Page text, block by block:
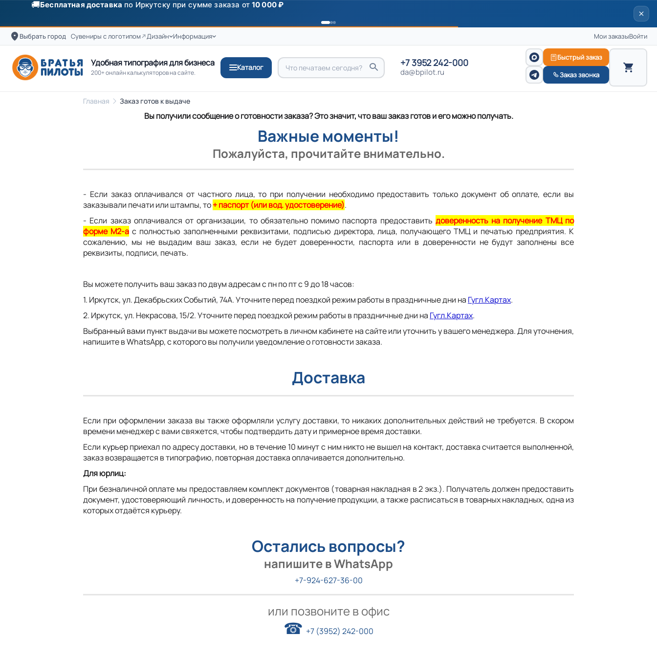
🚚Бесплатная доставка по Иркутску при сумме заказа от 10 000 ₽
Выбрать город Сувениры с логотипом Дизайн Информация Мои заказыВойти
Удобная типография для бизнеса
200+ онлайн калькуляторов на сайте.
Каталог +7 3952 242-000
da@bpilot.ru
Быстрый заказ
Заказ звонка
Главная Заказ готов к выдаче
Вы получили сообщение о готовности заказа? Это значит, что ваш заказ готов и его можно получать.
Важные моменты!
Пожалуйста, прочитайте внимательно.
- Если заказ оплачивался от частного лица, то при получении необходимо предоставить только документ об оплате, если вы
заказывали печати или штампы, то+ паспорт (или вод. удостоверение).
- Если заказ оплачивался от организации, то обязательно помимо паспорта предоставить доверенность на получение ТМЦ по
форме М2-ас полностью заполненными реквизитами, подписью директора, лица, получающего ТМЦ и печатью предприятия. К
сожалению, мы не выдадим ваш заказ, если не будет доверенности, паспорта или в доверенности не будут заполнены все
реквизиты, подписи, печать.
Вы можете получить ваш заказ по двум адресам с пн по пт с 9 до 18 часов:
1. Иркутск, ул. Декабрьских Событий, 74А. Уточните перед поездкой режим работы в праздничные дни на Гугл.Картах.
2. Иркутск, ул. Некрасова, 15/2. Уточните перед поездкой режим работы в праздничные дни на Гугл.Картах.
Выбранный вами пункт выдачи вы можете посмотреть в личном кабинете на сайте или уточнить у вашего менеджера. Для уточнения,
напишите в WhatsApp, с которого вы получили уведомление о готовности заказа.
Доставка
Если при оформлении заказа вы также оформляли услугу доставки, то никаких дополнительных действий не требуется. В скором
времени менеджер с вами свяжется, чтобы подтвердить дату и примерное время доставки.
Если курьер приехал по адресу доставки, но в течение 10 минут с ним никто не вышел на контакт, доставка считается выполненной,
заказ возвращается в типографию, повторная доставка оплачивается дополнительно.
Для юрлиц:
При безналичной оплате мы предоставляем комплект документов (товарная накладная в 2 экз.). Получатель должен предоставить
документ, удостоверяющий личность, и доверенность на получение продукции, а также расписаться в товарных накладных, одна из
которых отдаётся курьеру.
Остались вопросы?
напишите в WhatsApp
+7-924-627-36-00
или позвоните в офис
☎ +7 (3952) 242-000